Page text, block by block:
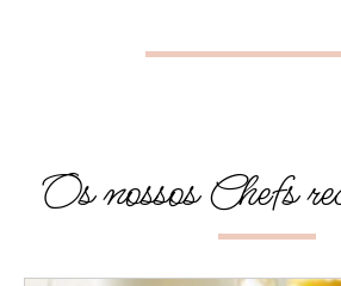
Os nossos Chefs